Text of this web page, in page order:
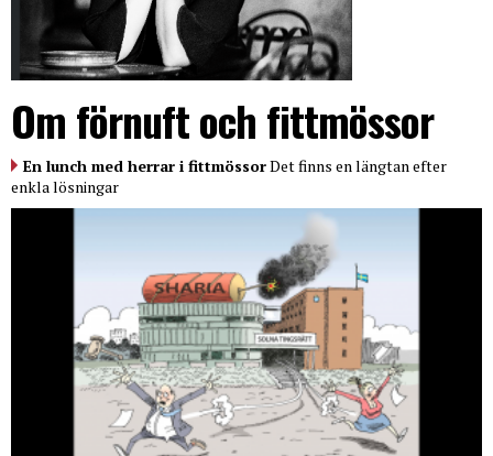
Om förnuft och fittmössor
En lunch med herrar i fittmössorDet finns en längtan efter
enkla lösningar